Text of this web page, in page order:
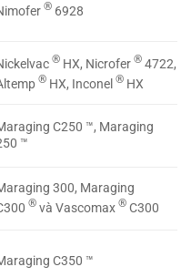
® 6928
® HX, Nicrofer® 4722,
® HX, Inconel® HX
C250 ™, Maraging
™
300, Maraging
® và Vascomax® C300
C350 ™